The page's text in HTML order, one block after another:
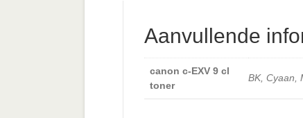
Aanvullende
canon c-EXV 9 cl
toner
BK, Cyaan,